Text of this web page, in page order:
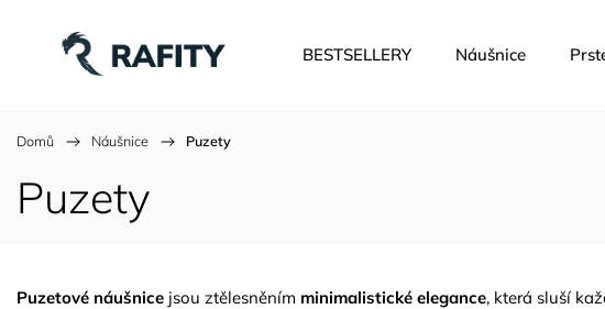
BESTSELLERY Náušnice
Domů / Náušnice / Puzety
Puzety
Puzetové náušnice jsou ztělesněním minimalistické elegance, která sluší